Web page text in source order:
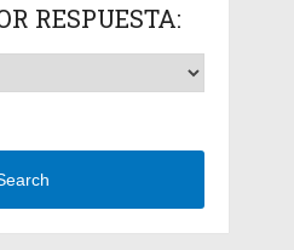
RESPUESTA: